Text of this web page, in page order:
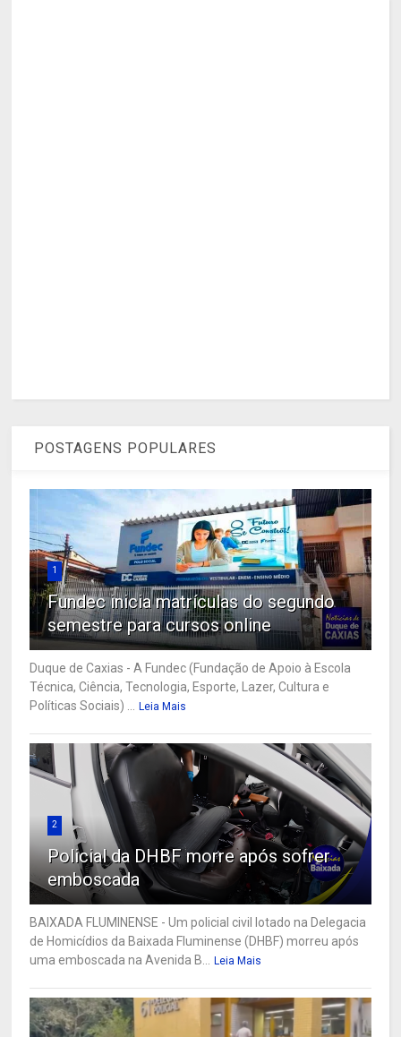
POSTAGENS POPULARES
1
Fundec inicia matrículas do segundo
semestre para cursos online
Duque de Caxias - A Fundec (Fundação de Apoio à Escola
Técnica, Ciência, Tecnologia, Esporte, Lazer, Cultura e
Políticas Sociais) ...
Leia Mais
2
Policial da DHBF morre após sofrer
emboscada
BAIXADA FLUMINENSE - Um policial civil lotado na Delegacia
de Homicídios da Baixada Fluminense (DHBF) morreu após
uma emboscada na Avenida B...
Leia Mais